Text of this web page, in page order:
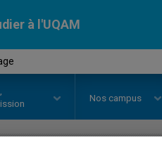
à l'UQAM
Nos campus